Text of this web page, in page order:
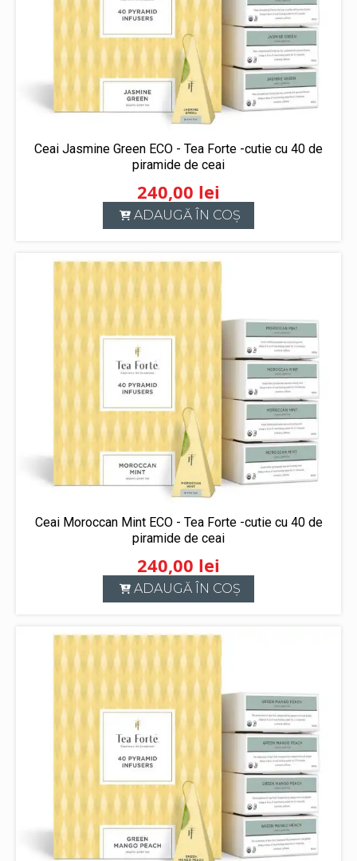
Ceai Jasmine Green ECO - Tea Forte -cutie cu 40 de
piramide de ceai
240,00 lei
ADAUGĂ ÎN COȘ
Ceai Moroccan Mint ECO - Tea Forte -cutie cu 40 de
piramide de ceai
240,00 lei
ADAUGĂ ÎN COȘ